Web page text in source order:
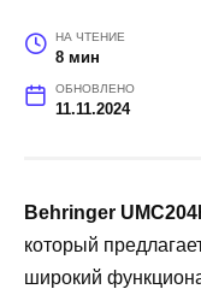
НА ЧТЕНИЕ
8 мин
ОБНОВЛЕНО
11.11.2024
Behringer
который
широкий